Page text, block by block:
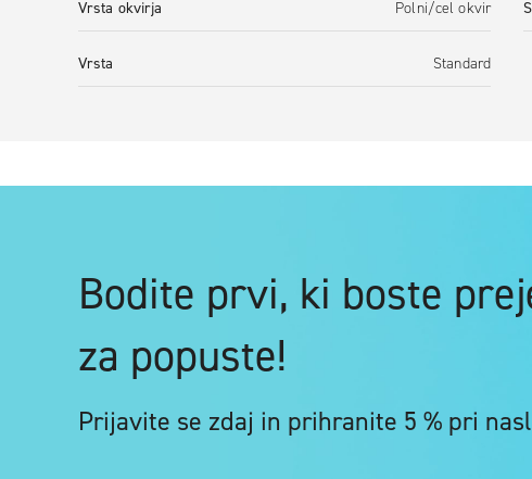
Vrsta okvirja Polni/cel okvir
Vrsta Standard
Bodite prvi, ki boste
za popuste!
Prijavite se zdaj in prihranite 5 % pri